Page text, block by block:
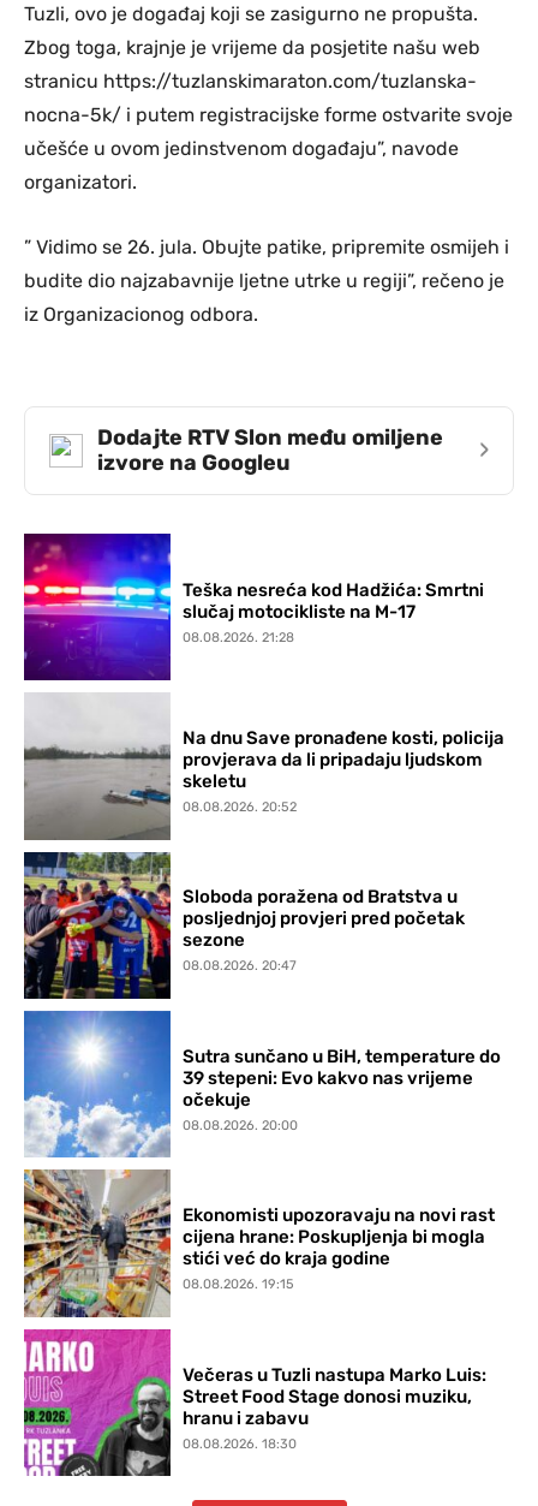
Tuzli, ovo je događaj koji se zasigurno ne propušta.
Zbog toga, krajnje je vrijeme da posjetite našu web
stranicu https://tuzlanskimaraton.com/tuzlanska-
nocna-5k/ i putem registracijske forme ostvarite svoje
učešće u ovom jedinstvenom događaju”, navode
organizatori.
” Vidimo se 26. jula. Obujte patike, pripremite osmijeh i
budite dio najzabavnije ljetne utrke u regiji”, rečeno je
iz Organizacionog odbora.
Dodajte RTV Slon među omiljene
izvore na Googleu
›
Teška nesreća kod Hadžića: Smrtni
slučaj motocikliste na M-17
08.08.2026. 21:28
Na dnu Save pronađene kosti, policija
provjerava da li pripadaju ljudskom
skeletu
08.08.2026. 20:52
Sloboda poražena od Bratstva u
posljednjoj provjeri pred početak
sezone
08.08.2026. 20:47
Sutra sunčano u BiH, temperature do
39 stepeni: Evo kakvo nas vrijeme
očekuje
08.08.2026. 20:00
Ekonomisti upozoravaju na novi rast
cijena hrane: Poskupljenja bi mogla
stići već do kraja godine
08.08.2026. 19:15
Večeras u Tuzli nastupa Marko Luis:
Street Food Stage donosi muziku,
hranu i zabavu
08.08.2026. 18:30